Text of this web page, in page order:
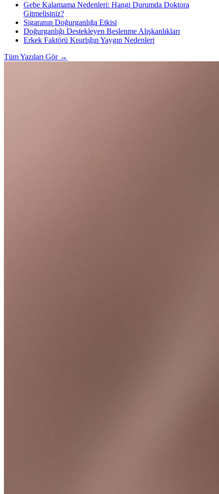
Gebe Kalamama Nedenleri: Hangi Durumda Doktora
Gitmelisiniz?
Sigaranın Doğurganlığa Etkisi
Doğurganlığı Destekleyen Beslenme Alışkanlıkları
Erkek Faktörü Kısırlığın Yaygın Nedenleri
Tüm Yazıları Gör →